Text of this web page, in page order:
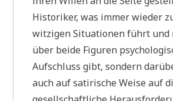
Historiker, was immer wieder
witzigen Situationen führt und
über beide Figuren
Aufschluss gibt, sondern
auch auf satirische Weise auf